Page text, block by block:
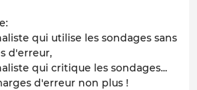
qui utilise les sondages sans
d'erreur,
qui critique les sondages...
d'erreur non plus !